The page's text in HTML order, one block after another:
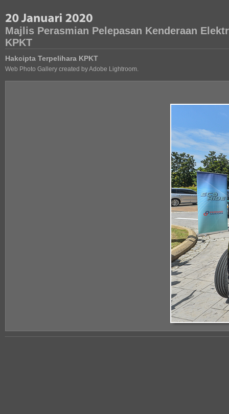
Majlis Perasmian Pelepasan Kenderaan
KPKT
Hakcipta Terpelihara KPKT
Web Photo Gallery created by Adobe Lightroom.